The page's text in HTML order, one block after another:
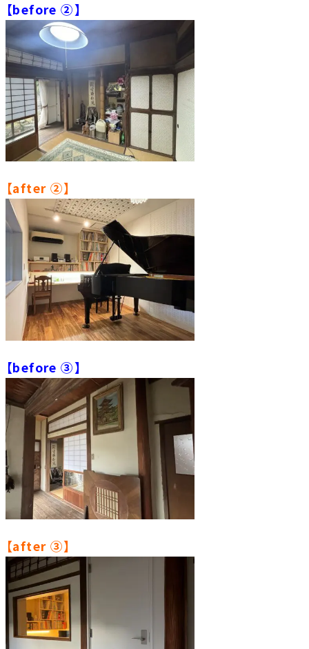
【before ②】
【after ②】
【before ③】
【after ③】